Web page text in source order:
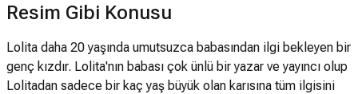
Resim Gibi Konusu
Lolita daha 20 yaşında umutsuzca babasından ilgi bekleyen bir
genç kızdır. Lolita'nın babası çok ünlü bir yazar ve yayıncı olup
Lolitadan sadece bir kaç yaş büyük olan karısına tüm ilgisini